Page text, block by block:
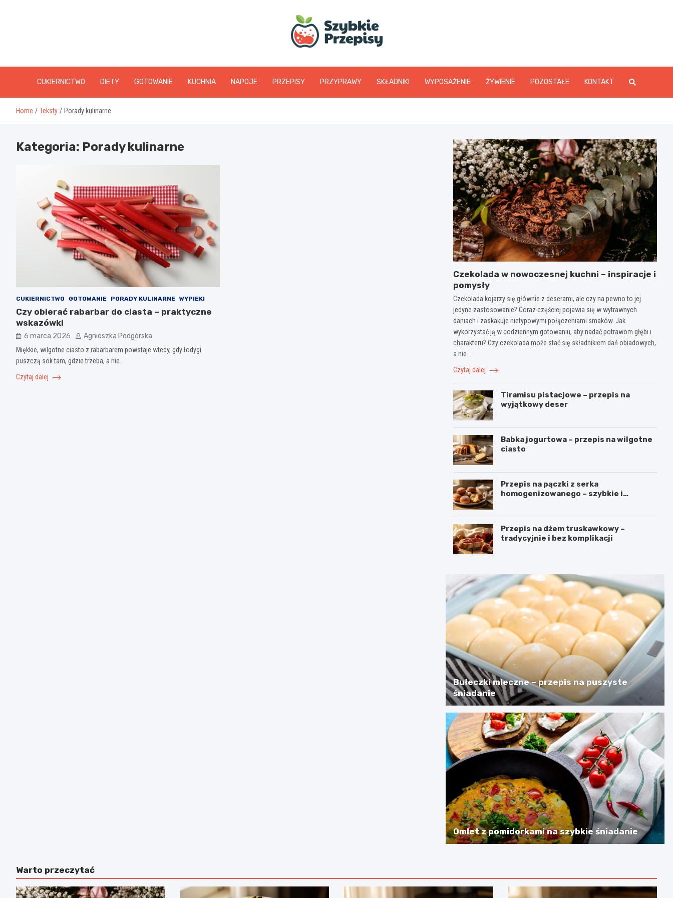
www.szybkieprzepisy.pl
CUKIERNICTWO DIETY GOTOWANIE KUCHNIA NAPOJE PRZEPISY PRZYPRAWY SKŁADNIKI WYPOSAŻENIE ŻYWIENIE POZOSTAŁE KONTAKT
Home Teksty Porady kulinarne
Kategoria: Porady kulinarne
CUKIERNICTWO GOTOWANIE PORADY KULINARNE WYPIEKI
Czy obierać rabarbar do ciasta – praktyczne
wskazówki
6 marca 2026 Agnieszka Podgórska
Miękkie, wilgotne ciasto z rabarbarem powstaje wtedy, gdy łodygi
puszczą sok tam, gdzie trzeba, a nie…
Czytaj dalej
Czekolada w nowoczesnej kuchni – inspiracje i
pomysły
Czekolada kojarzy się głównie z deserami, ale czy na pewno to jej
jedyne zastosowanie? Coraz częściej pojawia się w wytrawnych
daniach i zaskakuje nietypowymi połączeniami smaków. Jak
wykorzystać ją w codziennym gotowaniu, aby nadać potrawom głębi i
charakteru? Czy czekolada może stać się składnikiem dań obiadowych,
a nie…
Czytaj dalej
Tiramisu pistacjowe – przepis na
wyjątkowy deser
Babka jogurtowa – przepis na wilgotne
ciasto
Przepis na pączki z serka
homogenizowanego – szybkie i
Przepis na dżem truskawkowy –
tradycyjnie i bez komplikacji
Bułeczki mleczne – przepis na puszyste
śniadanie
Omlet z pomidorkami na szybkie śniadanie
Warto przeczytać